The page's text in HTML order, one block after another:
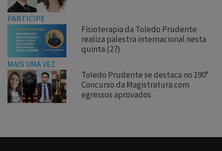
PARTICIPE
Fisioterapia da Toledo Prudente
realiza palestra internacional nesta
quinta (27)
MAIS UMA VEZ
Toledo Prudente se destaca no 190°
Concurso da Magistratura com
egressos aprovados